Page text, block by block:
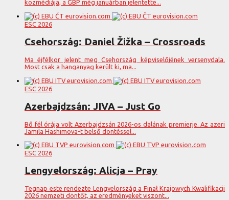
közmédiája, a GBP még januárban jelentette...
ESC 2026
Csehország: Daniel Žižka – Crossroads
Ma éjfélkor jelent meg Csehország képviselőjének versenydala.
Most csak a hanganyag került ki, ma...
ESC 2026
Azerbajdzsán: JIVA – Just Go
Bő fél órája volt Azerbajdzsán 2026-os dalának premierje. Az azeri
Jamila Hashimova-t belső döntéssel...
ESC 2026
Lengyelország: Alicja – Pray
Tegnap este rendezte Lengyelország a Finał Krajowych Kwalifikacji
2026 nemzeti döntőt, az eredményeket viszont...